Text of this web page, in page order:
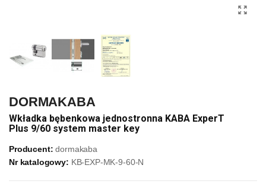
DORMAKABA
Wkładka bębenkowa jednostronna KABA ExperT
Plus 9/60 system master key
Producent: dormakaba
Nr katalogowy: KB-EXP-MK-9-60-N